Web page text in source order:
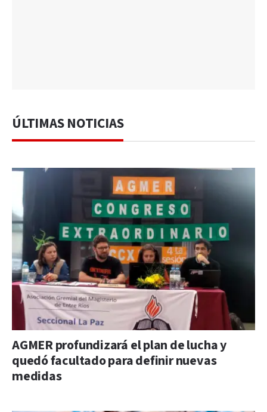
ÚLTIMAS NOTICIAS
AGMER profundizará el plan de lucha y
quedó facultado para definir nuevas
medidas